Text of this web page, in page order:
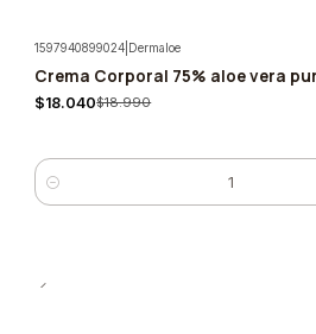
-5%
1597940899024 Dermaloe
Crema Corporal 75% aloe vera
$18.040$18.990
Cantidad